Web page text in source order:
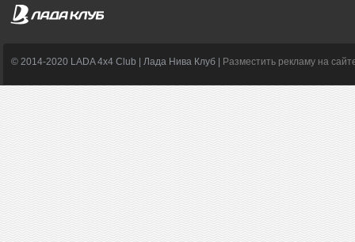
© 2014-2020 LADA 4x4 Club | Лада Нива Клуб | Разместить рекламу на